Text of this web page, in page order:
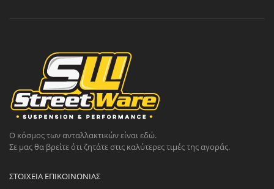
Ο κόσμος των ανταλλακτικών είναι εδώ.
Σε μας θα βρείτε ότι ζητάτε στις καλύτερες τιμές της αγοράς.
ΣΤΟΙΧΕΊΑ ΕΠΙΚΟΙΝΩΝΊΑΣ